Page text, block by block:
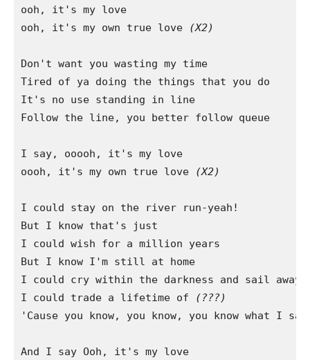
ooh, it's my love
ooh, it's my own true love
(X2)
Don't want you wasting my time
Tired of ya doing the things that you do
It's no use standing in line
Follow the line, you better follow queue
I say, ooooh, it's my love
oooh, it's my own true love (X2)
I could stay on the river run-yeah!
But I know that's just
I could wish for a million years
But I know I'm still at home
I could cry within the darkness and sail away
I could trade a lifetime of
(???)
'Cause you know, you know, you know what I
And I say Ooh, it's my love